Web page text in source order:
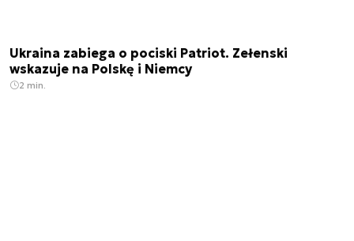
Ukraina zabiega o pociski Patriot. Zełenski
wskazuje na Polskę i Niemcy
2 min.